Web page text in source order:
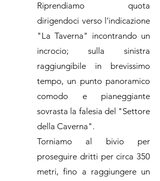
Riprendiamo quota
dirigendoci verso l'indicazione
"La Taverna" incontrando un
incrocio; sulla sinistra
raggiungibile in brevissimo
tempo, un punto panoramico
comodo e pianeggiante
sovrasta la falesia del "Settore
della Caverna".
Torniamo al bivio per
proseguire dritti per circa 350
metri, fino a raggiungere un